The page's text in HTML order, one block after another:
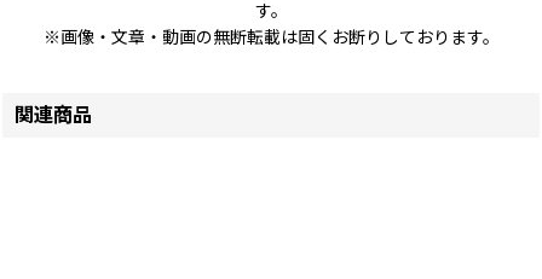
す。
※画像・文章・動画の無断転載は固くお断りしております。
関連商品